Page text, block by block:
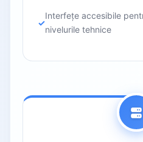
Interfețe accesibile
nivelurile tehnice